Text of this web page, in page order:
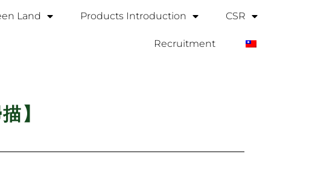
Land Products Introduction CSR
Recruitment
】